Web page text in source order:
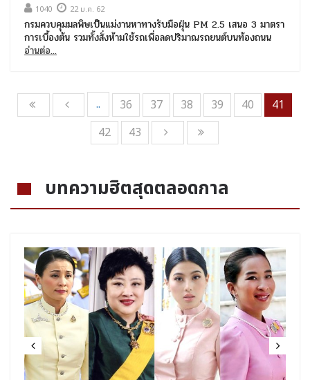
1040 22 ม.ค. 62
กรมควบคุมมลพิษเป็นแม่งานหาทางรับมือฝุ่น PM 2.5 เสนอ 3 มาตรา
การเบื้องต้น รวมทั้งสั่งห้ามใช้รถเพื่อลดปริมาณรถยนต์บนท้องถนน
อ่านต่อ...
.. 36 37 38 39 40
41
42
43
บทความฮิตสุดตลอดกาล